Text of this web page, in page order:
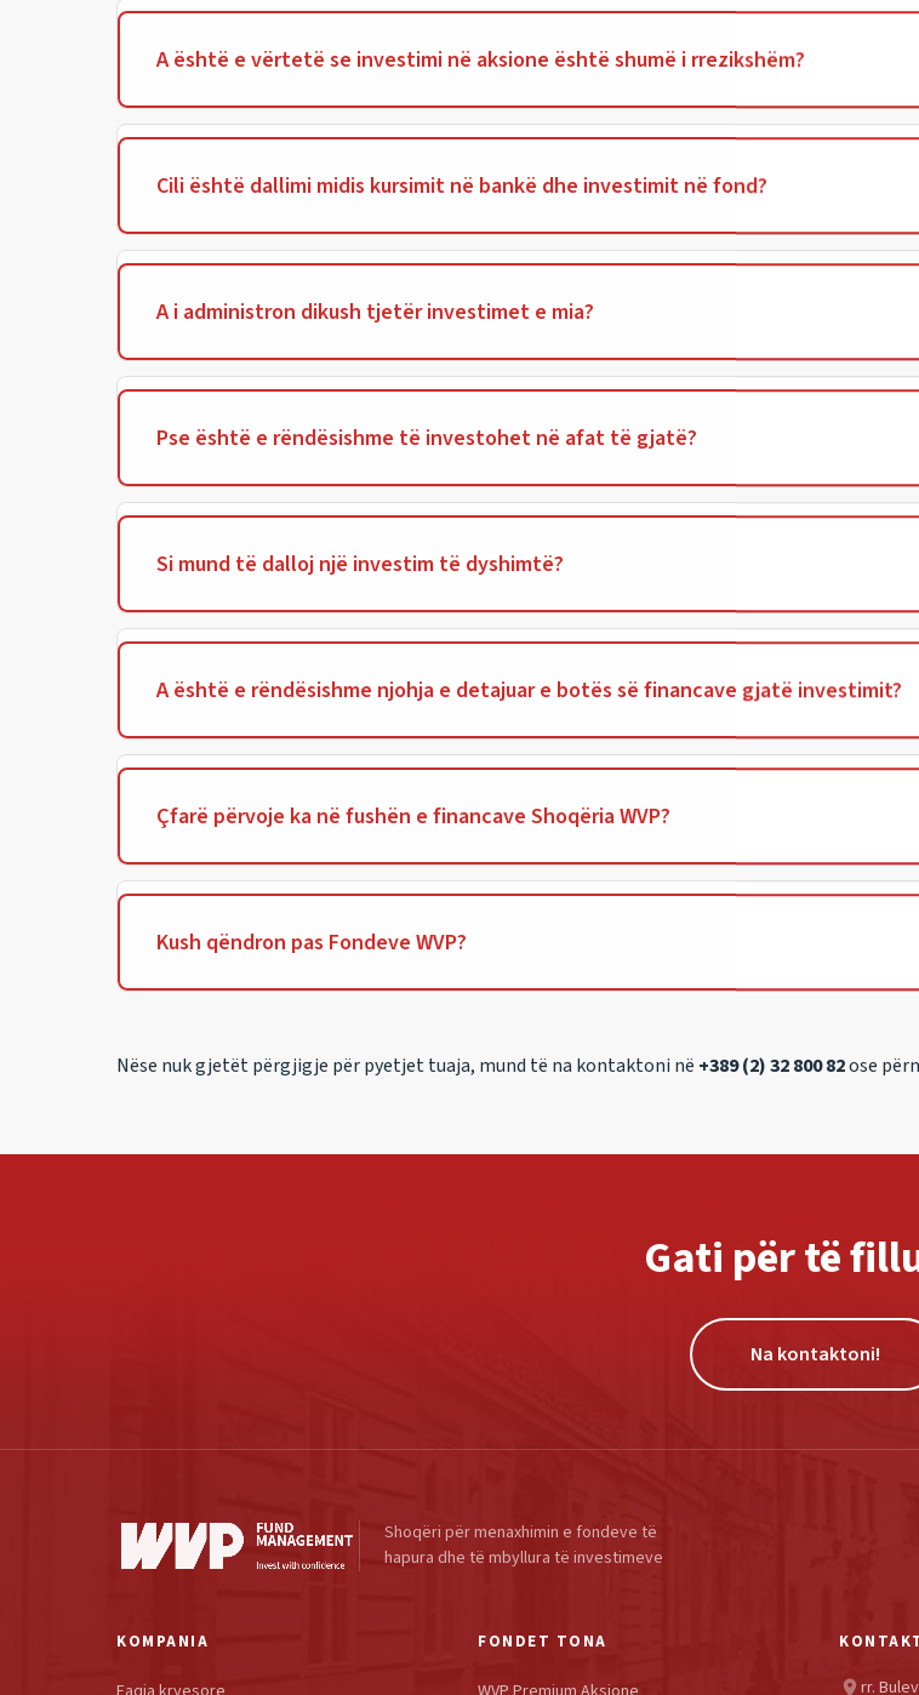
A është e vërtetë se investimi në aksione është shumë i rrezikshëm?
Cili është dallimi midis kursimit në bankë dhe investimit në fond?
A i administron dikush tjetër investimet e mia?
Pse është e rëndësishme të investohet në afat të gjatë?
Si mund të dalloj një investim të dyshimtë?
A është e rëndësishme njohja e detajuar e botës së financave gjatë investimit?
Çfarë përvoje ka në fushën e financave Shoqëria WVP?
Kush qëndron pas Fondeve WVP?
Nëse nuk gjetët përgjigje për pyetjet tuaja, mund të na kontaktoni në +389 (2) 32 800 82ose
Gati për të
Na kontaktoni!
Shoqëri për menaxhimin e fondeve të
hapura dhe të mbyllura të investimeve
KOMPANIA FONDET TONA
location_on rr.